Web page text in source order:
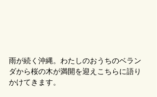
雨が続く沖縄。わたしのおうちのベラン
ダから桜の木が満開を迎えこちらに語り
かけてきます。